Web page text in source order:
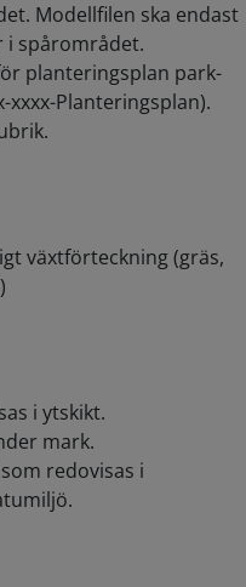
Modellfilen ska endast
i spårområdet.
planteringsplan park-
xxxx-Planteringsplan).
växtförteckning (gräs,
i ytskikt.
mark.
redovisas i